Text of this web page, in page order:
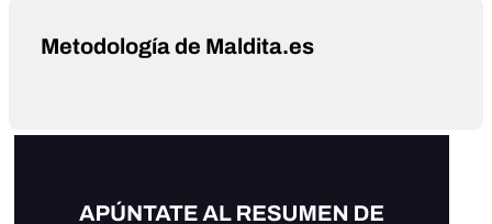
Metodología de Maldita.es